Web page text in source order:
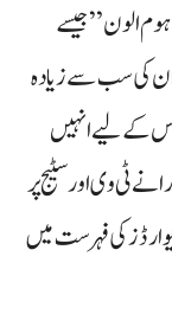
الون” جیسے
ان کی سب سے زیادہ
کے لیے انہیں
نے ٹی وی اور سٹیج پر
ایوارڈز کی فہرست میں